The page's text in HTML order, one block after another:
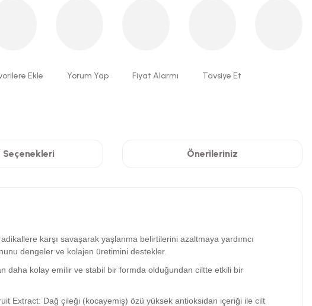
Yorum Yap Fiyat Alarmı Tavsiye Et
Önerileriniz
karşı savaşarak yaşlanma belirtilerini azaltmaya yardımcı
dengeler ve kolajen üretimini destekler.
daha kolay emilir ve stabil bir formda olduğundan ciltte etkili bir
Extract: Dağ çileği (kocayemiş) özü yüksek antioksidan içeriği ile cilt